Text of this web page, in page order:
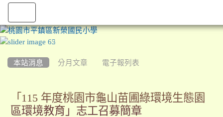
本站消息 分月文章 電子報列表
「115 年度桃園市龜山苗圃綠環境生態園
區環境教育」志工召募簡章